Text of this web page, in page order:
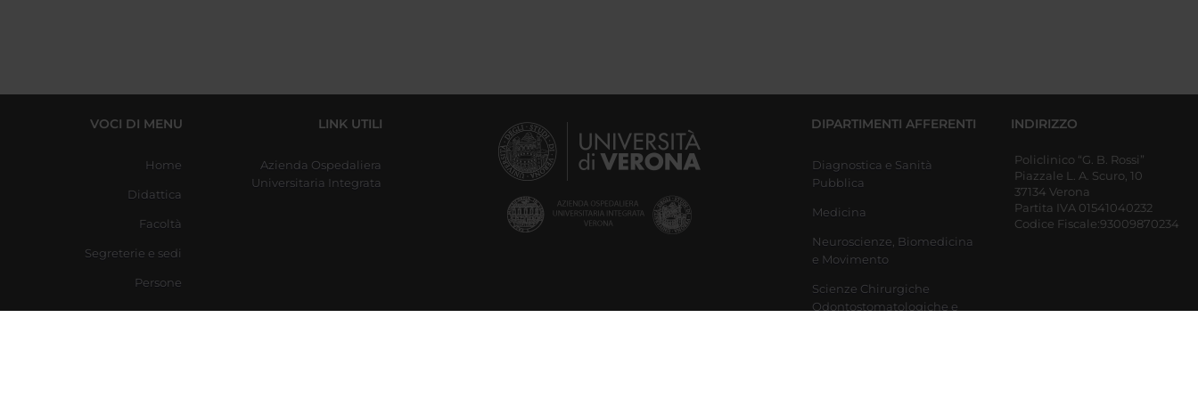
VOCI DI MENU
Home
Didattica
Facoltà
Segreterie e sedi
Persone
LINK UTILI
Azienda Ospedaliera
Universitaria Integrata
DIPARTIMENTI AFFERENTI
Diagnostica e Sanità
Pubblica
Medicina
Neuroscienze, Biomedicina
e Movimento
Scienze Chirurgiche
Odontostomatologiche e
INDIRIZZO
Policlinico “G. B. Rossi”
Piazzale L. A. Scuro, 10
37134 Verona
Partita IVA 01541040232
Codice Fiscale:93009870234